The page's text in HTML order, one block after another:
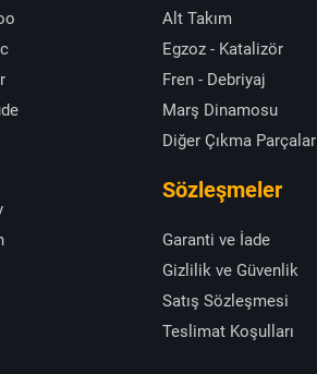
Alt Takım
Egzoz - Katalizör
Fren - Debriyaj
Marş Dinamosu
Diğer Çıkma Parçalar
Sözleşmeler
Garanti ve İade
Gizlilik ve Güvenlik
Satış Sözleşmesi
Teslimat Koşulları